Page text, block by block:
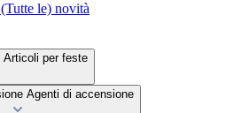
(Tutte le) novità
Articoli per feste
Agenti di accensione